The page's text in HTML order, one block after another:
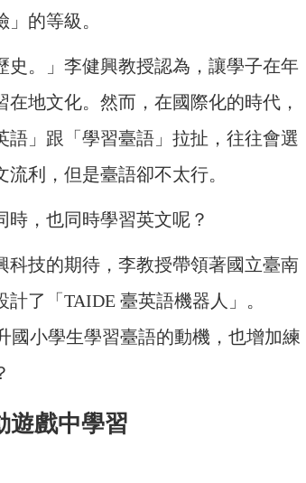
的等級。
史。」李健興教授認為，讓學子在年
地文化。然而，在國際化的時代，
」跟「學習臺語」拉扯，往往會選
利，但是臺語卻不太行。
，也同時學習英文呢？
科技的期待，李教授帶領著國立臺南
了「TAIDE 臺英語機器人」。
國小學生學習臺語的動機，也增加練
遊戲中學習